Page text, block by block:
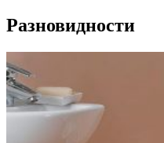
Разновидности